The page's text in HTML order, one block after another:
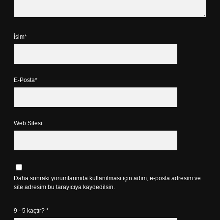
İsim*
E-Posta*
Web Sitesi
Daha sonraki yorumlarımda kullanılması için adım, e-posta adresim ve
site adresim bu tarayıcıya kaydedilsin.
9 - 5 kaçtır? *